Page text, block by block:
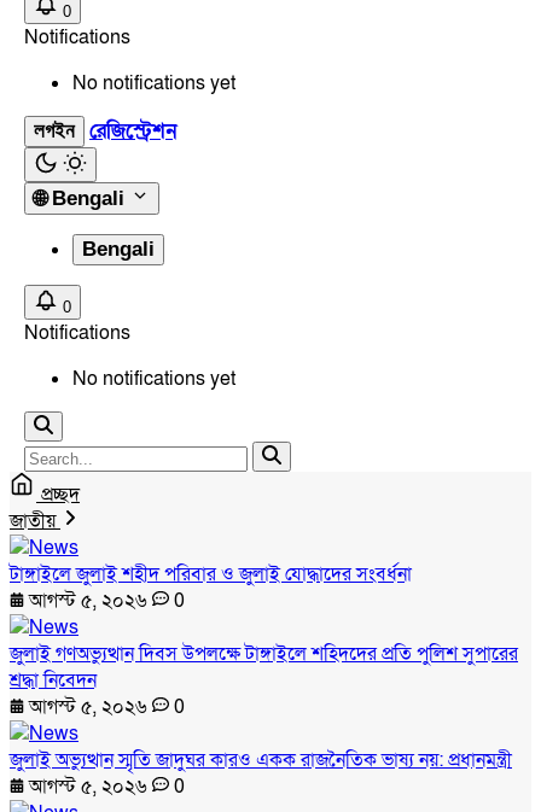
0
Notifications
No notifications yet
লগইন রেজিস্ট্রেশন
🌐 Bengali
Bengali
0
Notifications
No notifications yet
প্রচ্ছদ
জাতীয়
টাঙ্গাইলে জুলাই শহীদ পরিবার ও জুলাই যোদ্ধাদের সংবর্ধনা
আগস্ট ৫, ২০২৬
0
জুলাই গণঅভ্যুত্থান দিবস উপলক্ষে টাঙ্গাইলে শহিদদের প্রতি পুলিশ সুপারের
শ্রদ্ধা নিবেদন
আগস্ট ৫, ২০২৬
0
জুলাই অভ্যুত্থান স্মৃতি জাদুঘর কারও একক রাজনৈতিক ভাষ্য নয়: প্রধানমন্ত্রী
আগস্ট ৫, ২০২৬
0